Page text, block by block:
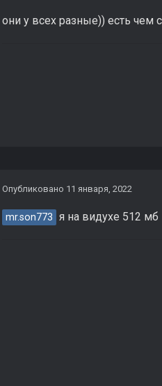
они у всех разные)) есть чем
Опубликовано 11 января, 2022
mr.son773 я на видухе 512 мб